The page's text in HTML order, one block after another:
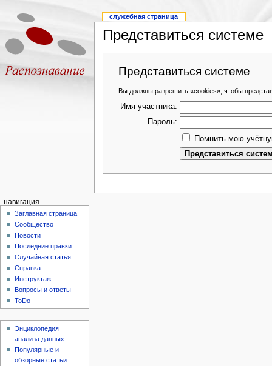
Представиться системе
Представиться системе
Вы должны разрешить «cookies», чтобы
Имя участника:
Пароль:
Помнить мою
служебная страница
навигация
Заглавная страница
Сообщество
Новости
Последние правки
Случайная статья
Справка
Инструктаж
Вопросы и ответы
ToDo
Энциклопедия
анализа данных
Популярные и
обзорные статьи